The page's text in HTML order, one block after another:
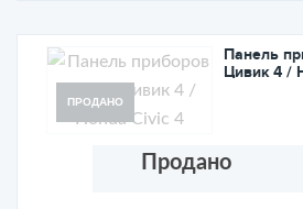
ПРОДАНО
Панель
Цивик 4 /
Продано